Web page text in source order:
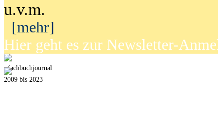
u.v.m.
[mehr]
Hier geht es zur Newsletter-
fachbuchjournal
2009 bis 2023